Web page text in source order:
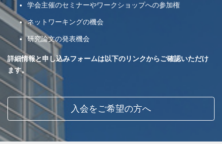
学会主催のセミナーやワークショップへの参加権
ネットワーキングの機会
研究論文の発表機会
詳細情報と申し込みフォームは以下のリンクからご確認いただけ
ます。
入会をご希望の方へ